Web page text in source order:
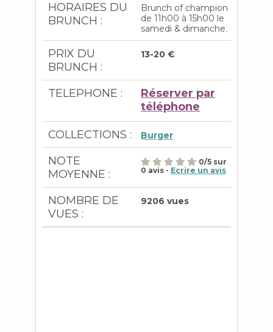
HORAIRES DU
BRUNCH :
Brunch of champion
de 11h00 à 15h00 le
samedi & dimanche.
PRIX DU
BRUNCH :
13-20 €
TELEPHONE :
Réserver par
téléphone
COLLECTIONS : Burger
NOTE
MOYENNE :
0/5 sur
0 avis - Ecrire un avis
NOMBRE DE
VUES :
9206 vues